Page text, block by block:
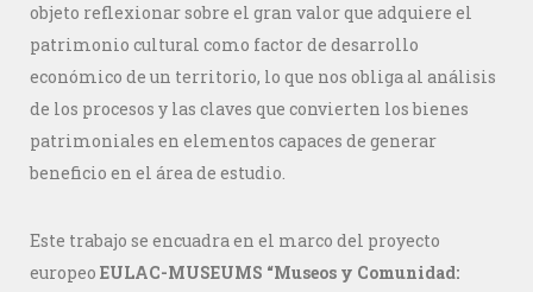
objeto reflexionar sobre el gran valor que adquiere el
patrimonio cultural como factor de desarrollo
económico de un territorio, lo que nos obliga al análisis
de los procesos y las claves que convierten los bienes
patrimoniales en elementos capaces de generar
beneficio en el área de estudio.
Este trabajo se encuadra en el marco del proyecto
europeo EULAC-MUSEUMS “Museos y Comunidad: